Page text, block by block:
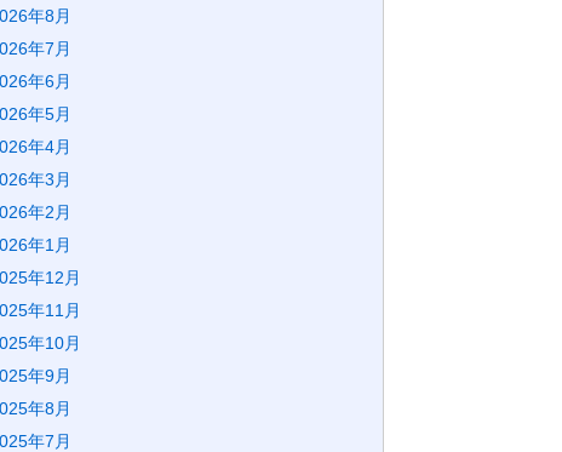
年8月
年7月
年6月
年5月
年4月
年3月
年2月
年1月
年12月
年11月
年10月
年9月
年8月
年7月